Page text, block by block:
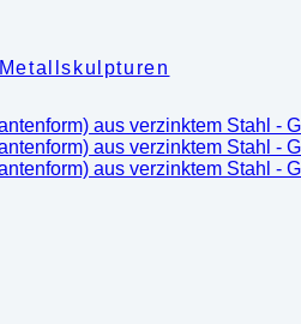
Metallskulpturen